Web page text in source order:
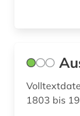
portal (1)
1803 bis